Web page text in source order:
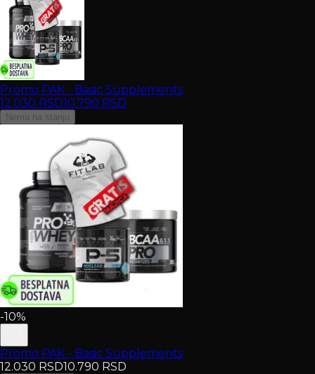
Promo PAK - Basic Supplements
12.030 RSD10.790 RSD
Nema na stanju
-10%
Promo PAK - Basic Supplements
12.030 RSD10.790 RSD